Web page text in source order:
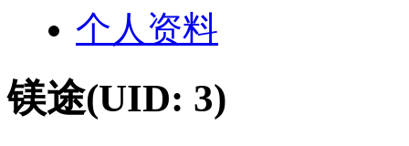
个人资料
镁途(UID: 3)